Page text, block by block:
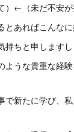
）←（未だ不安が
とあればこんなに
持ちと申しますし
ような貴重な経
で新たに学び、